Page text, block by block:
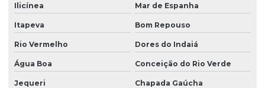
Ilicínea Mar de Espanha
Itapeva Bom Repouso
Rio Vermelho Dores do Indaiá
Água Boa Conceição do Rio Verde
Jequeri Chapada Gaúcha